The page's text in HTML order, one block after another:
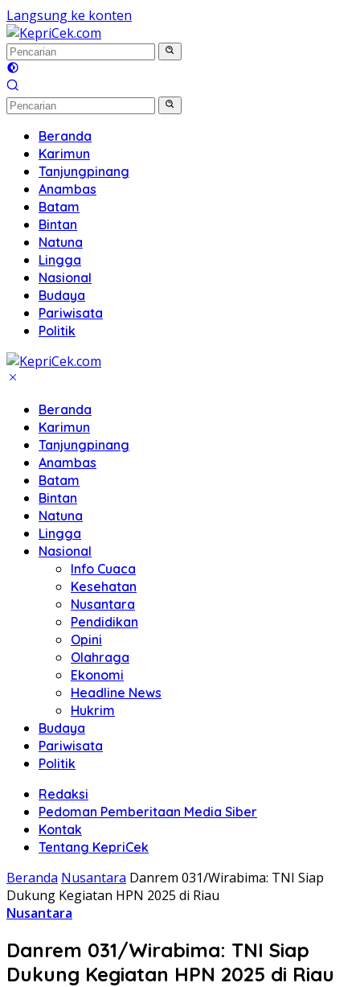
Langsung ke konten
Beranda
Karimun
Tanjungpinang
Anambas
Batam
Bintan
Natuna
Lingga
Nasional
Budaya
Pariwisata
Politik
Beranda
Karimun
Tanjungpinang
Anambas
Batam
Bintan
Natuna
Lingga
Nasional
Info Cuaca
Kesehatan
Nusantara
Pendidikan
Opini
Olahraga
Ekonomi
Headline News
Hukrim
Budaya
Pariwisata
Politik
Redaksi
Pedoman Pemberitaan Media Siber
Kontak
Tentang KepriCek
Beranda Nusantara Danrem 031/Wirabima: TNI Siap
Dukung Kegiatan HPN 2025 di Riau
Nusantara
Danrem 031/Wirabima: TNI Siap
Dukung Kegiatan HPN 2025 di Riau